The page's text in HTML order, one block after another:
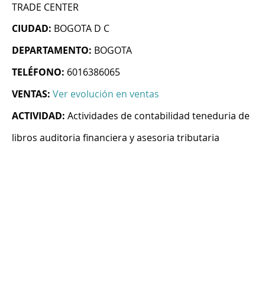
TRADE CENTER
CIUDAD: BOGOTA D C
DEPARTAMENTO: BOGOTA
TELÉFONO: 6016386065
VENTAS: Ver evolución en ventas
ACTIVIDAD: Actividades de contabilidad teneduria de
libros auditoria financiera y asesoria tributaria